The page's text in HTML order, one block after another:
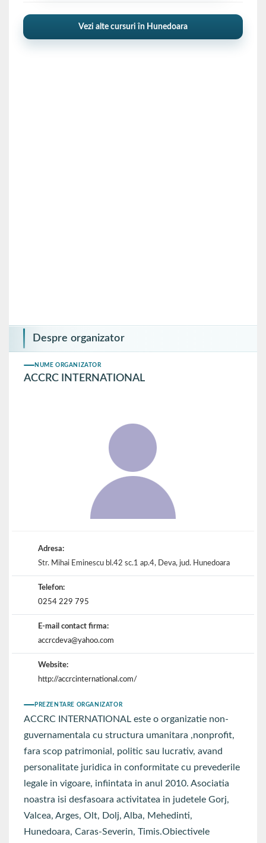
Vezi alte cursuri în Hunedoara
Despre organizator
NUME ORGANIZATOR
ACCRC INTERNATIONAL
Adresa:
Str. Mihai Eminescu bl.42 sc.1 ap.4, Deva, jud. Hunedoara
Telefon:
0254 229 795
E-mail contact firma:
accrcdeva@yahoo.com
Website:
http://accrcinternational.com/
PREZENTARE ORGANIZATOR
ACCRC INTERNATIONAL este o organizatie non-
guvernamentala cu structura umanitara ,nonprofit,
fara scop patrimonial, politic sau lucrativ, avand
personalitate juridica in conformitate cu prevederile
legale in vigoare, infiintata in anul 2010. Asociatia
noastra isi desfasoara activitatea in judetele Gorj,
Valcea, Arges, Olt, Dolj, Alba, Mehedinti,
Hunedoara, Caras-Severin, Timis.Obiectivele